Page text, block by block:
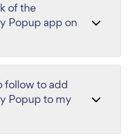
of the
Popup app on
follow to add
Popup to my